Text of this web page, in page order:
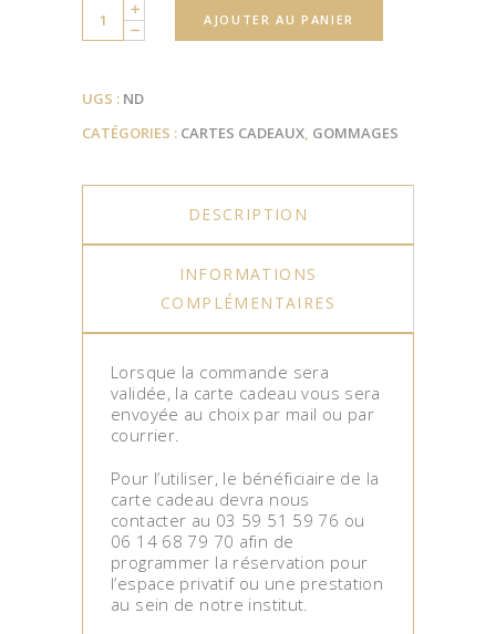
Quantity AJOUTER AU PANIER
UGS : ND
CATÉGORIES : CARTES CADEAUX, GOMMAGES
DESCRIPTION
INFORMATIONS
COMPLÉMENTAIRES
Lorsque la commande sera
validée, la carte cadeau vous sera
envoyée au choix par mail ou par
courrier.
Pour l’utiliser, le bénéficiaire de la
carte cadeau devra nous
contacter au 03 59 51 59 76 ou
06 14 68 79 70 afin de
programmer la réservation pour
l’espace privatif ou une prestation
au sein de notre institut.